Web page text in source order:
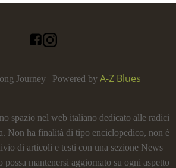
Journey | Powered by A-Z Blues
spazio nel web italiano dedicato alle radici
Non ha finalità di tipo enciclopedico, non è
di articoli e testi con una sezione News
possa mantenersi aggiornato su ogni aspetto